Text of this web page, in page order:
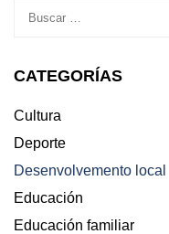
XERENTES
MARTÍNEZ
CATEGORÍAS
Cultura
Deporte
Desenvolvemento local
Educación
Educación familiar